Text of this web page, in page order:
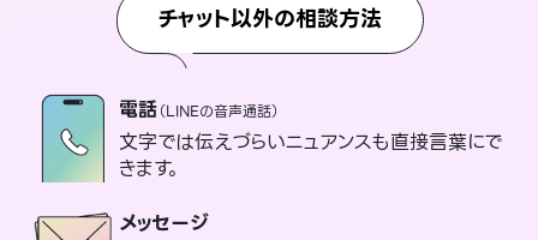
チャット以外の相談方法
電話（LINEの音声通話）
文字では伝えづらいニュアンスも直接言葉にで
きます。
メッセージ